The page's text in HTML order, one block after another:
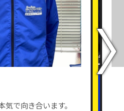
気で向き合います。